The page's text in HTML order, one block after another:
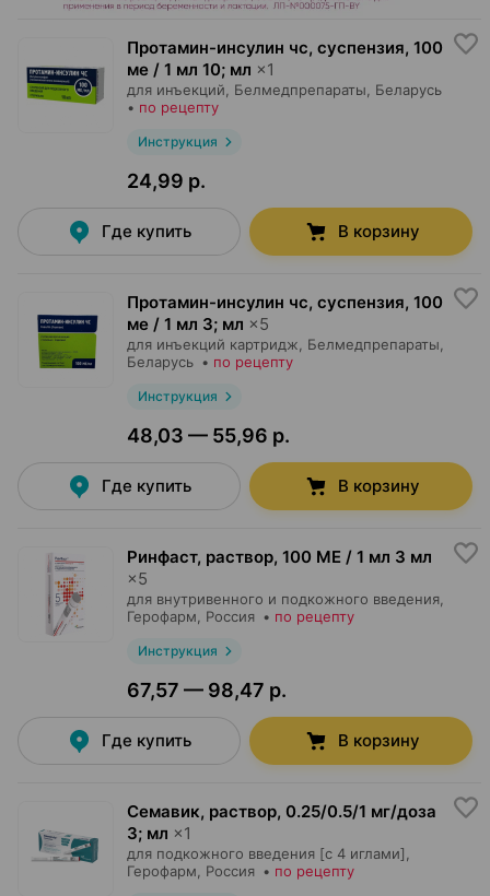
Протамин-инсулин чс, суспензия, 100
ме / 1 мл 10; мл ×1
для инъекций, Белмедпрепараты , Беларусь
• по рецепту
Инструкция
24,99 р.
Где купить В корзину
Протамин-инсулин чс, суспензия, 100
ме / 1 мл 3; мл ×5
для инъекций картридж, Белмедпрепараты
Беларусь • по рецепту
Инструкция
48,03 — 55,96 р.
Где купить В корзину
Ринфаст, раствор, 100 МЕ / 1 мл 3 мл
×5
для внутривенного и подкожного введения,
Герофарм , Россия • по рецепту
Инструкция
67,57 — 98,47 р.
Где купить В корзину
Семавик, раствор, 0.25/0.5/1 мг/доза
3; мл ×1
для подкожного введения [c 4 иглами],
Герофарм , Россия • по рецепту